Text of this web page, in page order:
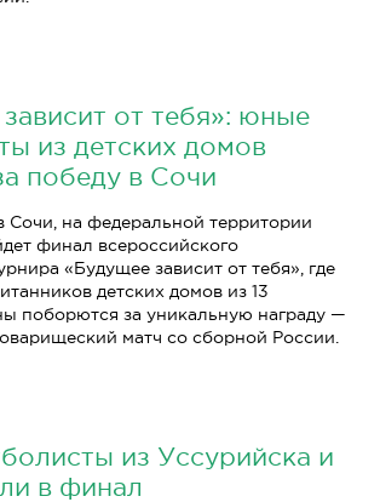
от тебя»: юные
из детских домов
победу в Сочи
Сочи, на федеральной территории
финал всероссийского
«Будущее зависит от тебя», где
детских домов из 13
поборются за уникальную награду —
матч со сборной России.
из Уссурийска и
в финал